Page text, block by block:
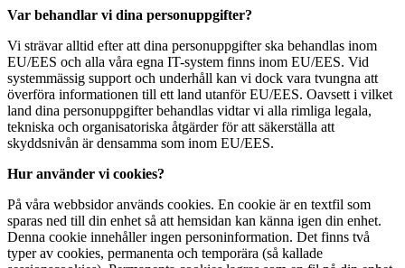
Var behandlar vi dina personuppgifter?
Vi strävar alltid efter att dina personuppgifter ska behandlas inom
EU/EES och alla våra egna IT-system finns inom EU/EES. Vid
systemmässig support och underhåll kan vi dock vara tvungna att
överföra informationen till ett land utanför EU/EES. Oavsett i vilket
land dina personuppgifter behandlas vidtar vi alla rimliga legala,
tekniska och organisatoriska åtgärder för att säkerställa att
skyddsnivån är densamma som inom EU/EES.
Hur använder vi cookies?
På våra webbsidor används cookies. En cookie är en textfil som
sparas ned till din enhet så att hemsidan kan känna igen din enhet.
Denna cookie innehåller ingen personinformation. Det finns två
typer av cookies, permanenta och temporära (så kallade